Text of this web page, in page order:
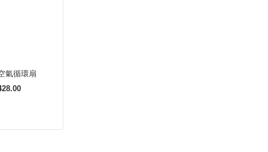
氣循環扇